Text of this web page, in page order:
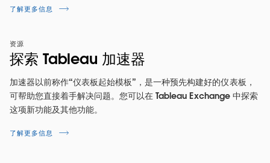
了解更多信息
资源
探索 Tableau 加速器
加速器以前称作“仪表板起始模板”，是一种预先构建好的仪表板，
可帮助您直接着手解决问题。您可以在 Tableau Exchange 中探索
这项新功能及其他功能。
了解更多信息